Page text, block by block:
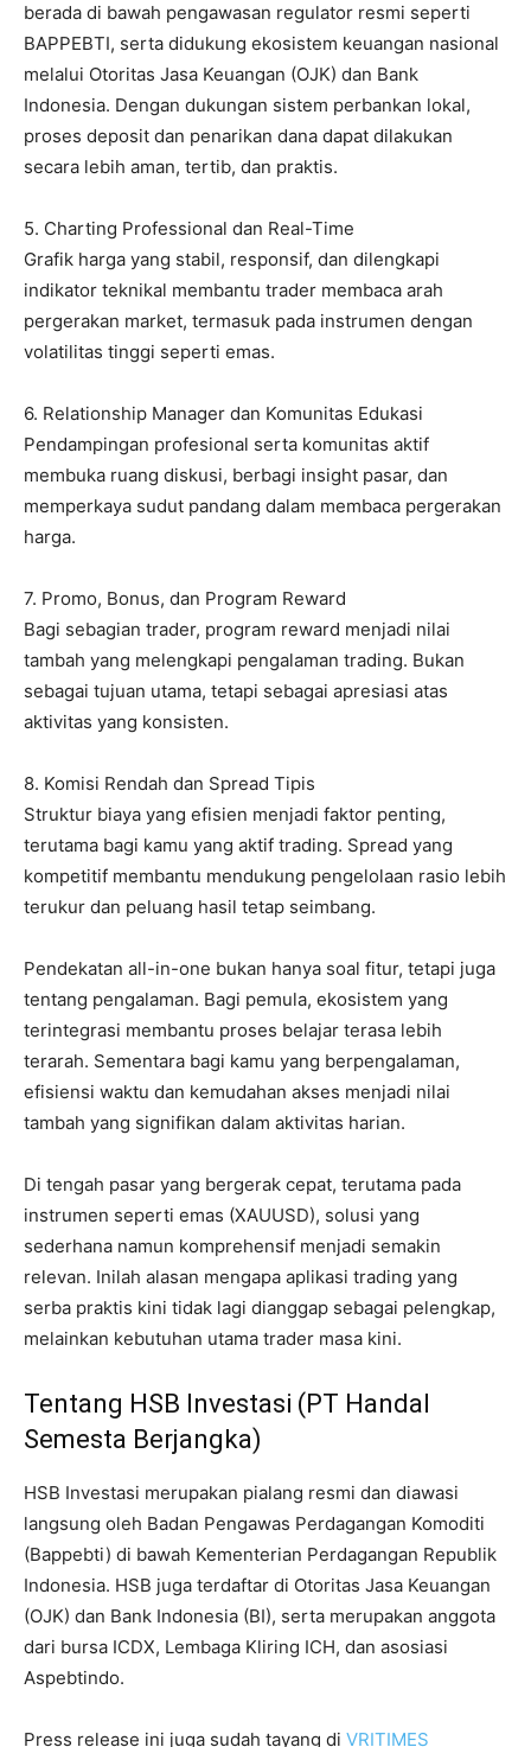
berada di bawah pengawasan regulator resmi seperti
BAPPEBTI, serta didukung ekosistem keuangan nasional
melalui Otoritas Jasa Keuangan (OJK) dan Bank
Indonesia. Dengan dukungan sistem perbankan lokal,
proses deposit dan penarikan dana dapat dilakukan
secara lebih aman, tertib, dan praktis.
5. Charting Professional dan Real-Time
Grafik harga yang stabil, responsif, dan dilengkapi
indikator teknikal membantu trader membaca arah
pergerakan market, termasuk pada instrumen dengan
volatilitas tinggi seperti emas.
6. Relationship Manager dan Komunitas Edukasi
Pendampingan profesional serta komunitas aktif
membuka ruang diskusi, berbagi insight pasar, dan
memperkaya sudut pandang dalam membaca pergerakan
harga.
7. Promo, Bonus, dan Program Reward
Bagi sebagian trader, program reward menjadi nilai
tambah yang melengkapi pengalaman trading. Bukan
sebagai tujuan utama, tetapi sebagai apresiasi atas
aktivitas yang konsisten.
8. Komisi Rendah dan Spread Tipis
Struktur biaya yang efisien menjadi faktor penting,
terutama bagi kamu yang aktif trading. Spread yang
kompetitif membantu mendukung pengelolaan rasio lebih
terukur dan peluang hasil tetap seimbang.
Pendekatan all-in-one bukan hanya soal fitur, tetapi juga
tentang pengalaman. Bagi pemula, ekosistem yang
terintegrasi membantu proses belajar terasa lebih
terarah. Sementara bagi kamu yang berpengalaman,
efisiensi waktu dan kemudahan akses menjadi nilai
tambah yang signifikan dalam aktivitas harian.
Di tengah pasar yang bergerak cepat, terutama pada
instrumen seperti emas (XAUUSD), solusi yang
sederhana namun komprehensif menjadi semakin
relevan. Inilah alasan mengapa aplikasi trading yang
serba praktis kini tidak lagi dianggap sebagai pelengkap,
melainkan kebutuhan utama trader masa kini.
Tentang HSB Investasi (PT Handal
Semesta Berjangka)
HSB Investasi merupakan pialang resmi dan diawasi
langsung oleh Badan Pengawas Perdagangan Komoditi
(Bappebti) di bawah Kementerian Perdagangan Republik
Indonesia. HSB juga terdaftar di Otoritas Jasa Keuangan
(OJK) dan Bank Indonesia (BI), serta merupakan anggota
dari bursa ICDX, Lembaga Kliring ICH, dan asosiasi
Aspebtindo.
Press release ini juga sudah tayang di VRITIMES